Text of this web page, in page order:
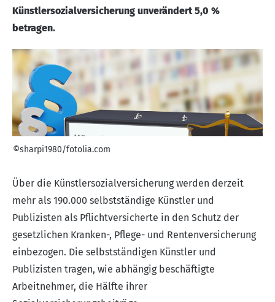
Künstlersozialversicherung unverändert 5,0 %
betragen.
©sharpi1980/fotolia.com
Über die Künstlersozialversicherung werden derzeit
mehr als 190.000 selbstständige Künstler und
Publizisten als Pflichtversicherte in den Schutz der
gesetzlichen Kranken-, Pflege- und Rentenversicherung
einbezogen. Die selbstständigen Künstler und
Publizisten tragen, wie abhängig beschäftigte
Arbeitnehmer, die Hälfte ihrer